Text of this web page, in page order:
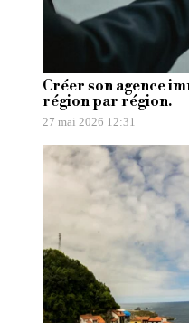
Créer son agence
région par région.
27 mai 2026 12:31